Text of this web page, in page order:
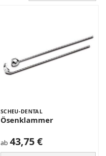
SCHEU-DENTAL
Ösenklammer
ab 43,75 €